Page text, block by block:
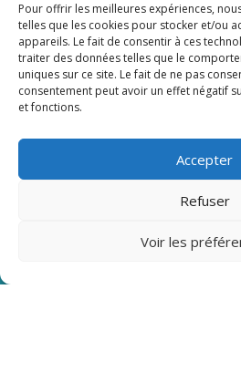
Pour offrir les meilleures expériences,
telles que les cookies pour stocker et/ou
appareils. Le fait de consentir à ces
traiter des données telles que le
uniques sur ce site. Le fait de ne pas
consentement peut avoir un effet négatif
et fonctions.
Accepter
Refuser
Voir les
Cliquez pour accepter
marketing et activer